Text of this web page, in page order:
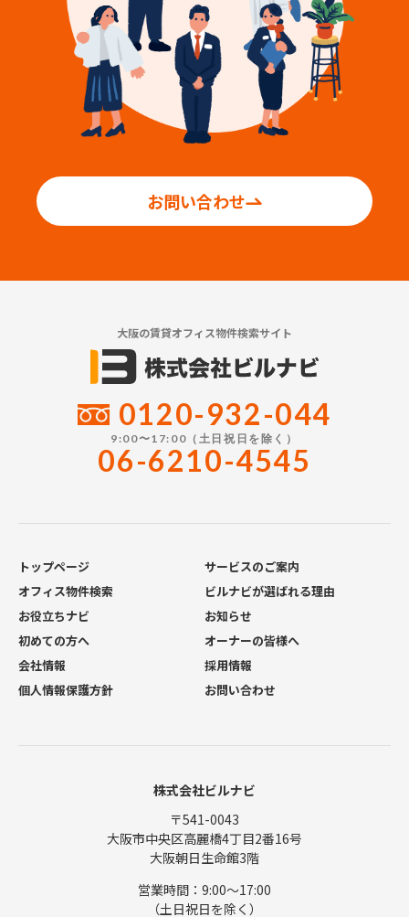
お問い合わせ
大阪の賃貸オフィス物件検索サイト
0120-932-044
9:00〜17:00（土日祝日を除く）
06-6210-4545
トップページ
サービスのご案内
オフィス物件検索
ビルナビが選ばれる理由
お役立ちナビ
お知らせ
初めての方へ
オーナーの皆様へ
会社情報
採用情報
個人情報保護方針
お問い合わせ
株式会社ビルナビ
〒541-0043
大阪市中央区高麗橋4丁目2番16号
大阪朝日生命館3階
営業時間：9:00〜17:00
（土日祝日を除く）